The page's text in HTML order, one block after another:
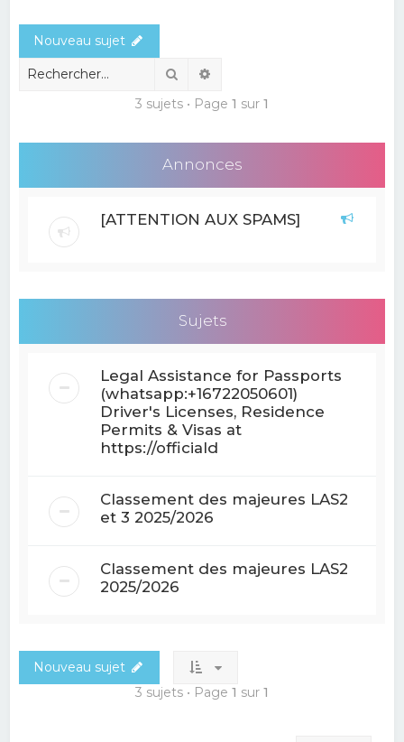
r
Nouveau sujet
Rechercher
3 sujets • Page 1 sur 1
Annonces
[ATTENTION AUX SPAMS]
Sujets
Legal Assistance for Passports
(whatsapp:+16722050601)
Driver's Licenses, Residence
Permits & Visas at
https://officiald
Classement des majeures LAS2
et 3 2025/2026
Classement des majeures LAS2
2025/2026
Nouveau sujet
3 sujets • Page 1 sur 1